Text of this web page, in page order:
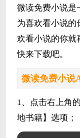
微读免费小说是
为喜欢看小说的
欢看小说的你就
快来下载吧。
微读免费小说
1、点击右上角
地书籍】选项；